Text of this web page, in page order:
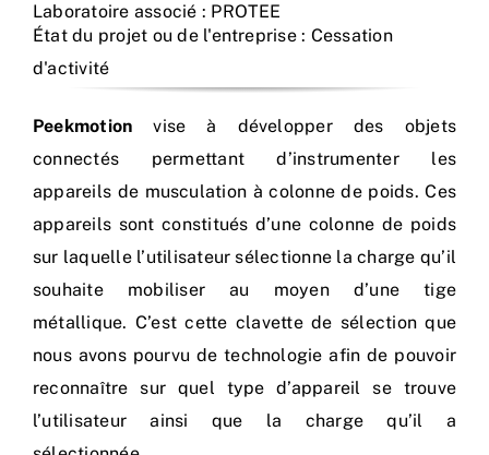
Laboratoire associé : PROTEE
État du projet ou de l'entreprise : Cessation
d'activité
Peekmotion vise à développer des objets
connectés permettant d’instrumenter les
appareils de musculation à colonne de poids. Ces
appareils sont constitués d’une colonne de poids
sur laquelle l’utilisateur sélectionne la charge qu’il
souhaite mobiliser au moyen d’une tige
métallique. C’est cette clavette de sélection que
nous avons pourvu de technologie afin de pouvoir
reconnaître sur quel type d’appareil se trouve
l’utilisateur ainsi que la charge qu’il a